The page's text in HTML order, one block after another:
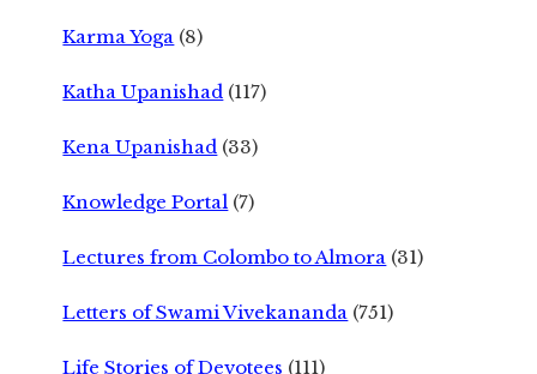
Karma Yoga (8)
Katha Upanishad (117)
Kena Upanishad (33)
Knowledge Portal (7)
Lectures from Colombo to Almora (31)
Letters of Swami Vivekananda (751)
Life Stories of Devotees (111)